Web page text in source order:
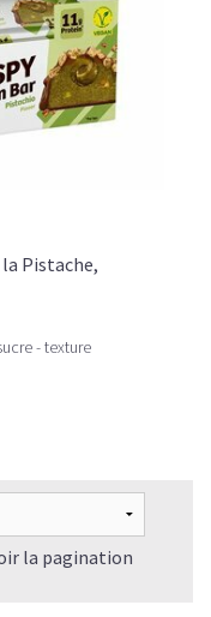
Pistache,
- texture
la pagination